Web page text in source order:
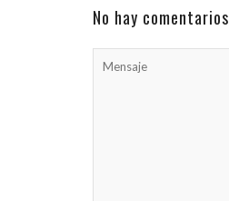
No hay comentarios